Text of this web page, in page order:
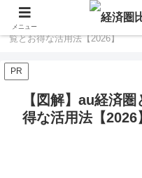
au経済圏
覧とお得な活用法【2026】
PR
【図解】au経済
得な活用法【2026
メニュー